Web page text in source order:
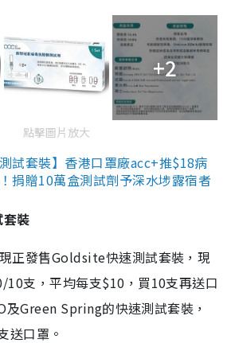
+2
點擊圖片放大
試套裝】香港口罩廠acc+推$18病
捐贈10萬盒測試劑予深水埗露宿者
裝
正發售Goldsite快速測試套裝，現
10支，平均每支$10，買10支再送口
及Green Spring的快速測試套裝，
送口罩。